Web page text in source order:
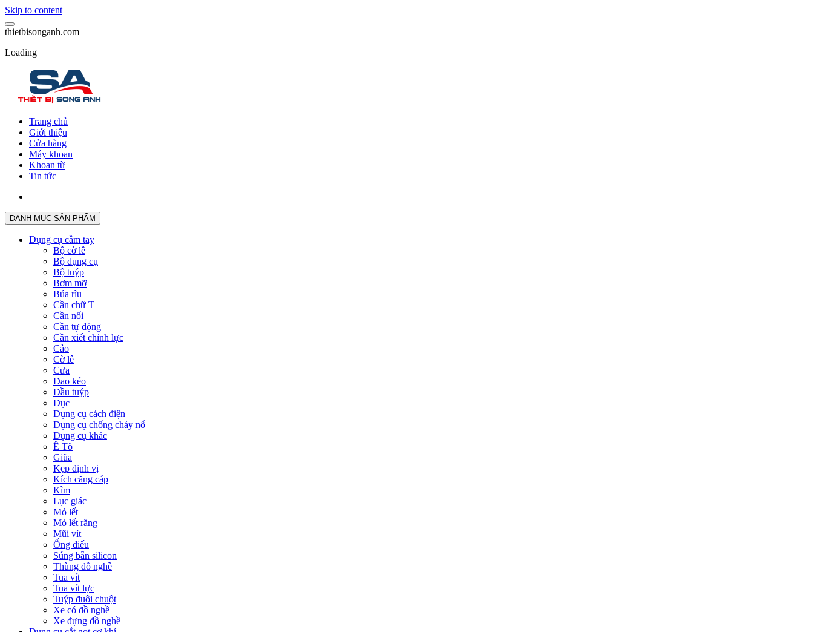
Skip to content
thietbisonganh.com
Loading
Trang chủ
Giới thiệu
Cửa hàng
Máy khoan
Khoan từ
Tin tức
DANH MỤC SẢN PHẨM
Dụng cụ cầm tay
Bộ cờ lê
Bộ dụng cụ
Bộ tuýp
Bơm mỡ
Búa rìu
Cần chữ T
Cần nối
Cần tự động
Cần xiết chỉnh lực
Cảo
Cờ lê
Cưa
Dao kéo
Đầu tuýp
Đục
Dụng cụ cách điện
Dụng cụ chống cháy nổ
Dụng cụ khác
Ê Tô
Giũa
Kẹp định vị
Kích căng cáp
Kìm
Lục giác
Mỏ lết
Mỏ lết răng
Mũi vít
Ống điếu
Súng bắn silicon
Thùng đồ nghề
Tua vít
Tua vít lực
Tuýp đuôi chuột
Xe có đồ nghề
Xe đựng đồ nghề